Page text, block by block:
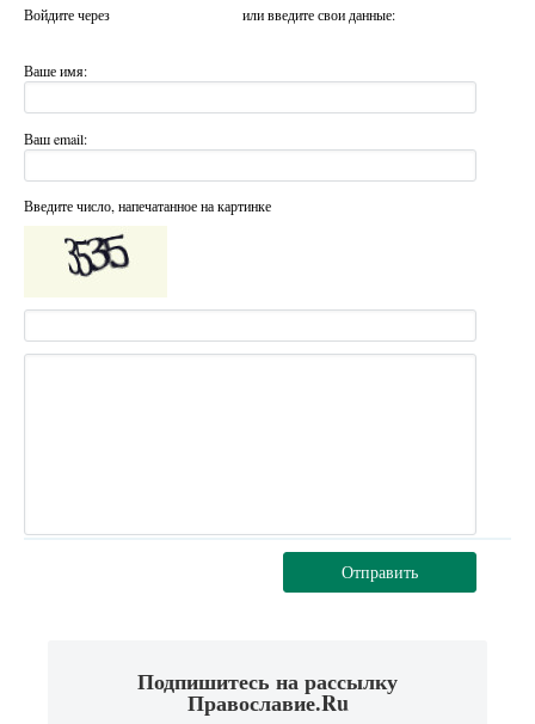
Войдите через или введите свои данные:
Ваше имя:
Ваш email:
Введите число, напечатанное на картинке
Отправить
Подпишитесь на рассылку
Православие.Ru